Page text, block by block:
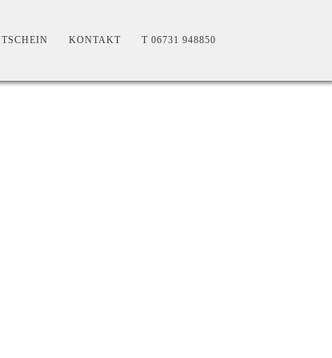
KONTAKT T 06731 948850